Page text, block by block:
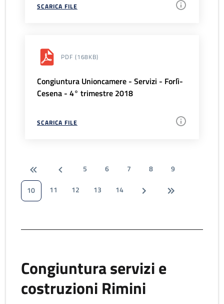
SCARICA FILE
PDF (168KB)
Congiuntura Unioncamere - Servizi - Forlì-
Cesena - 4° trimestre 2018
SCARICA FILE
5 6 7 8
9
10
11 12 13 14
Congiuntura servizi e
costruzioni Rimini